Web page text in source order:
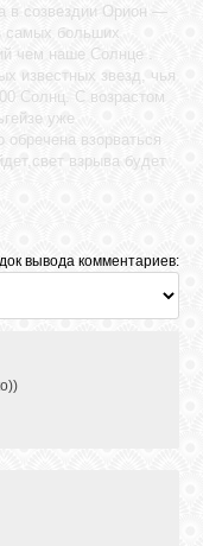
в созвездии Орион —
самых больших
чем наше Солнце .
известных звезд, чья
Солнц. С возрастом
уже
обречена взорваться
взрыва будет
вывода комментариев: